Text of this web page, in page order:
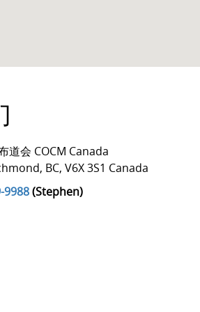
道会 COCM Canada
, BC, V6X 3S1 Canada
9988(Stephen)